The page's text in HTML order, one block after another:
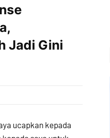
Jadi Gini
ucapkan kepada